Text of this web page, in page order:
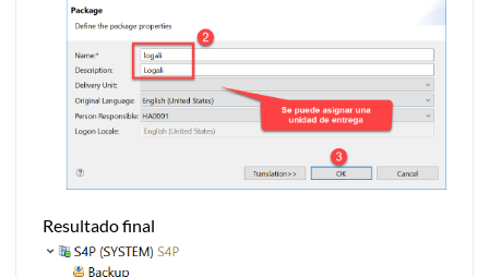
Resultado final